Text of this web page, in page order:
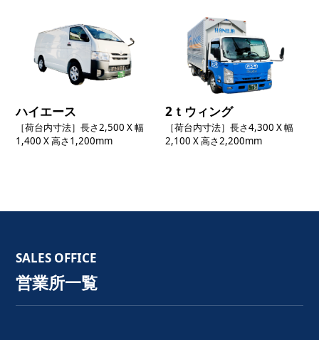
ハイエース
［荷台内寸法］長さ2,500 X 幅
1,400 X 高さ1,200mm
2ｔウィング
［荷台内寸法］長さ4,300 X 幅
2,100 X 高さ2,200mm
SALES OFFICE
営業所一覧